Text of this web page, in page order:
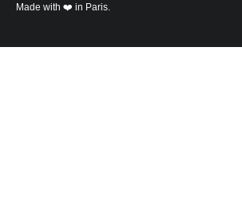
Made with ❤️ in Paris.